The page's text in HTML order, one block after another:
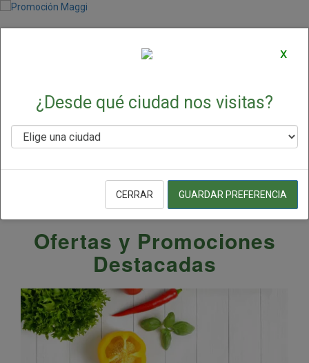
Ofertas y Promociones
Destacadas
x
¿Desde qué ciudad nos visitas?
CERRAR GUARDAR PREFERENCIA